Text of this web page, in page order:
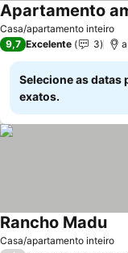
Casa/apartamento inteiro
Ver preços
9,7 Excelente 3
Selecione as datas
exatos.
Casa/apartamento inteiro
Rancho MaduVer